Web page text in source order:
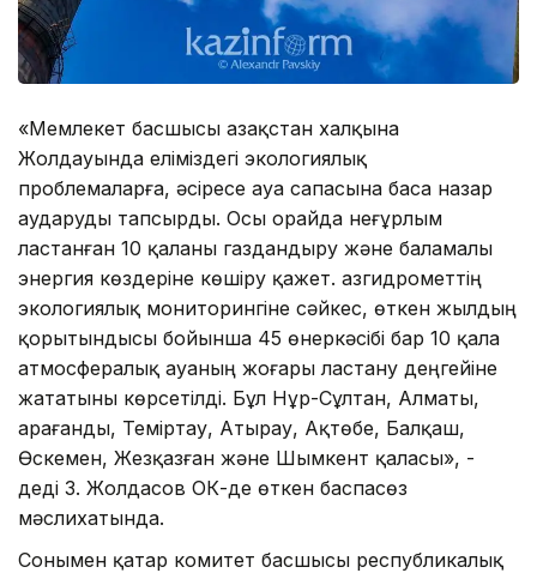
«Мемлекет басшысы Қазақстан халқына
Жолдауында еліміздегі экологиялық
проблемаларға, әсіресе ауа сапасына баса назар
аударуды тапсырды. Осы орайда неғұрлым
ластанған 10 қаланы газдандыру және баламалы
энергия көздеріне көшіру қажет. Қазгидрометтің
экологиялық мониторингіне сәйкес, өткен жылдың
қорытындысы бойынша 45 өнеркәсібі бар 10 қала
атмосфералық ауаның жоғары ластану деңгейіне
жататыны көрсетілді. Бұл Нұр-Сұлтан, Алматы,
Қарағанды, Теміртау, Атырау, Ақтөбе, Балқаш,
Өскемен, Жезқазған және Шымкент қаласы», -
деді З. Жолдасов ОКҚ-де өткен баспасөз
мәслихатында.
Сонымен қатар комитет басшысы республикалық